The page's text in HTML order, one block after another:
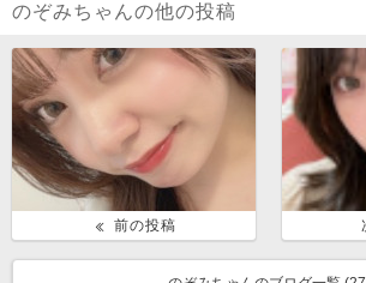
のぞみちゃんの他の投稿
前の投稿